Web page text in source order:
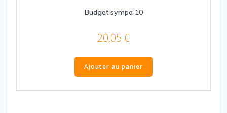
Budget sympa 10
20,05 €
Ajouter au panier